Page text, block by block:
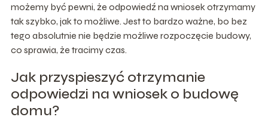
możemy być pewni, że odpowiedź na wniosek otrzymamy
tak szybko, jak to możliwe. Jest to bardzo ważne, bo bez
tego absolutnie nie będzie możliwe rozpoczęcie budowy,
co sprawia, że tracimy czas.
Jak przyspieszyć otrzymanie
odpowiedzi na wniosek o budowę
domu?